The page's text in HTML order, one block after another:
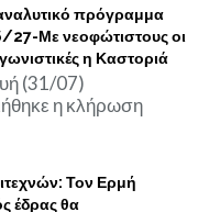
πρόγραμμα
27-Με νεοφώτιστους οι
η Καστοριά
(31/07)
η κλήρωση
Τον Ερμή
έδρας θα